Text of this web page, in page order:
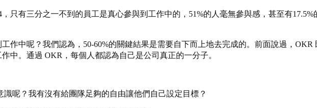
只有三分之一不到的員工是真心參與到工作中的，51%的人毫無參與感，甚至有
作中呢？我們認為，50-60%的關鍵結果是需要自下而上地去完成的。前面說過，
中。通過 OKR，每個人都認為自己是公司真正的一分子。
呢？我有沒有給團隊足夠的自由讓他們自己設定目標？